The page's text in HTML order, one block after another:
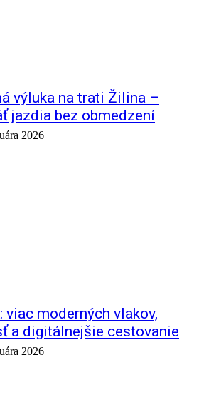
výluka na trati Žilina –
jazdia bez obmedzení
2026
viac moderných vlakov,
a digitálnejšie cestovanie
2026